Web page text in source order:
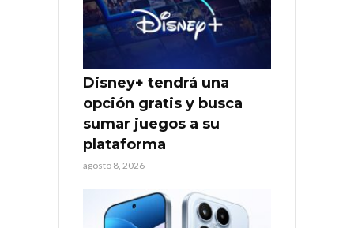
Disney+ tendrá una
opción gratis y busca
sumar juegos a su
plataforma
agosto 8, 2026